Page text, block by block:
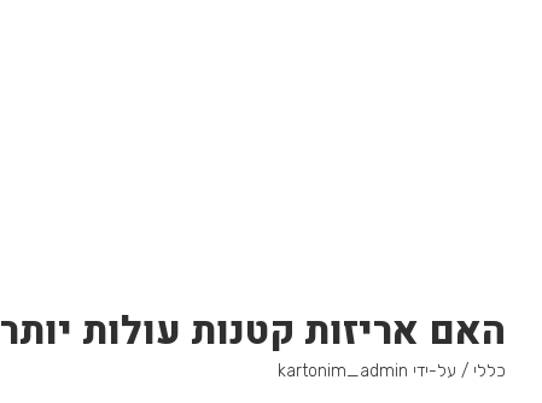
האם אריזות קטנות עולות יותר
כללי / על-ידי kartonim_admin